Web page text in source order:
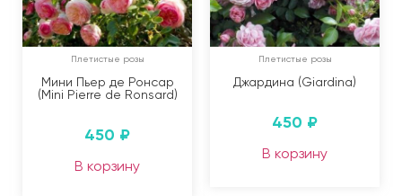
Плетистые розы
Мини Пьер де Ронсар
(Mini Pierre de Ronsard)
450 ₽
В корзину
Плетистые розы
Джардина (Giardina)
450 ₽
В корзину